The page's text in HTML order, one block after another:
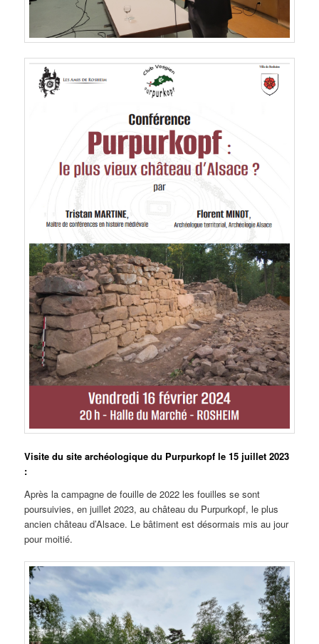
Visite du site archéologique du Purpurkopf le 15 juillet 2023
:
Après la campagne de fouille de 2022 les fouilles se sont
poursuivies, en juillet 2023, au château du Purpurkopf, le plus
ancien château d’Alsace. Le bâtiment est désormais mis au jour
pour moitié.